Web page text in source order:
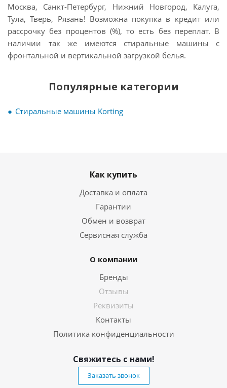
Москва, Санкт-Петербург, Нижний Новгород, Калуга,
Тула, Тверь, Рязань! Возможна покупка в кредит или
рассрочку без процентов (%), то есть без переплат. В
наличии так же имеются стиральные машины с
фронтальной и вертикальной загрузкой белья.
Популярные категории
Стиральные машины Korting
Как купить
Доставка и оплата
Гарантии
Обмен и возврат
Сервисная служба
О компании
Бренды
Отзывы
Реквизиты
Контакты
Политика конфиденциальности
Свяжитесь с нами!
Заказать звонок